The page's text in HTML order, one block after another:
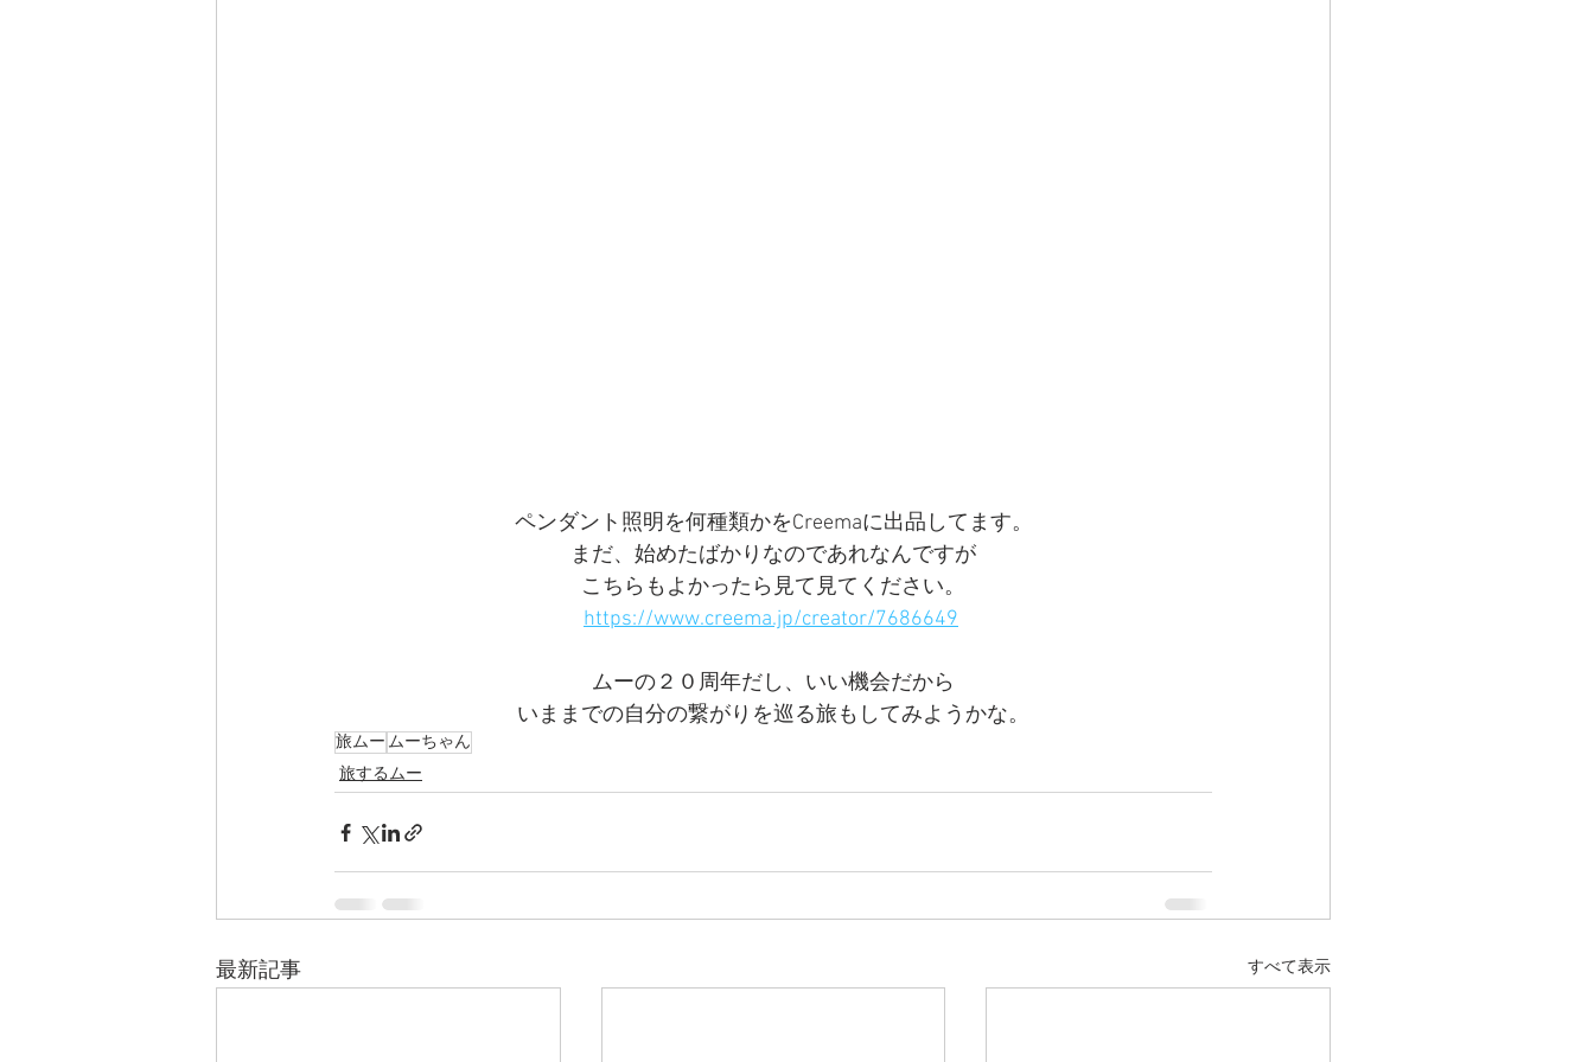
ペンダント照明を何種類かをCreemaに出品してます。
まだ、始めたばかりなのであれなんですが
こちらもよかったら見て見てください。
https://www.creema.jp/creator/7686649
ムーの２０周年だし、いい機会だから
いままでの自分の繋がりを巡る旅もしてみようかな。
旅ムー ムーちゃん
旅するムー
最新記事 すべて表示